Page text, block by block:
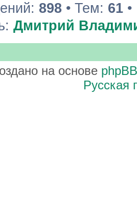
898 • Тем: 61
Дмитрий
на основе phpBB
Русская